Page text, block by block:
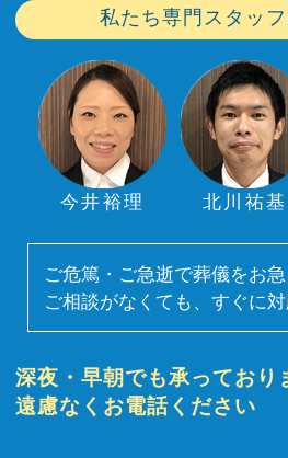
私たち専門スタッ
今井裕理 北川祐基
ご危篤・ご急逝で葬儀をお
ご相談がなくても、すぐに対
深夜・早朝でも承っており
遠慮なくお電話ください